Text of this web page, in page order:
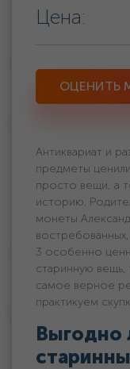
Цена:
ОЦЕНИТЬ
Антиквариат и
предметы
просто вещи, а
историю.
монеты
3 особенно
старинную
самое верное
практикуем
Выгодно